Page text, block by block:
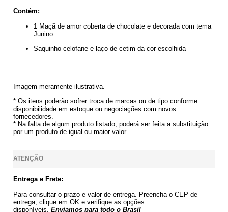
Contém:
1 Maçã de amor coberta de chocolate e decorada com tema
Junino
Saquinho celofane e laço de cetim da cor escolhida
Imagem meramente ilustrativa.
* Os itens poderão sofrer troca de marcas ou de tipo conforme
disponibilidade em estoque ou negociações com novos
fornecedores.
* Na falta de algum produto listado, poderá ser feita a substituição
por um produto de igual ou maior valor.
ATENÇÃO
Entrega e Frete:
Para consultar o prazo e valor de entrega. Preencha o CEP de
entrega, clique em OK e verifique as opções
disponíveis. Enviamos para todo o Brasil